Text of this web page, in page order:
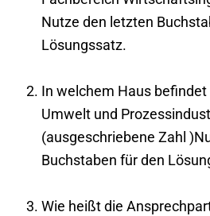
Nutze den letzten
Lösungssatz.
In welchem Haus
Umwelt und
(ausgeschriebene Zahl
Buchstaben für den
Wie heißt die